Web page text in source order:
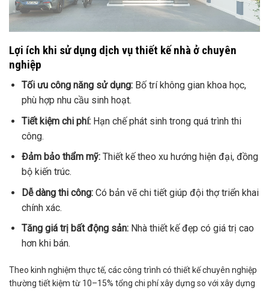
Lợi ích khi sử dụng dịch vụ thiết kế nhà ở chuyên
nghiệp
Tối ưu công năng sử dụng:Bố trí không gian khoa học,
phù hợp nhu cầu sinh hoạt.
Tiết kiệm chi phí:Hạn chế phát sinh trong quá trình thi
công.
Đảm bảo thẩm mỹ:Thiết kế theo xu hướng hiện đại, đồng
bộ kiến trúc.
Dễ dàng thi công:Có bản vẽ chi tiết giúp đội thợ triển khai
chính xác.
Tăng giá trị bất động sản:Nhà thiết kế đẹp có giá trị cao
hơn khi bán.
Theo kinh nghiệm thực tế, các công trình có thiết kế chuyên nghiệp
thường tiết kiệm từ 10–15% tổng chi phí xây dựng so với xây dựng